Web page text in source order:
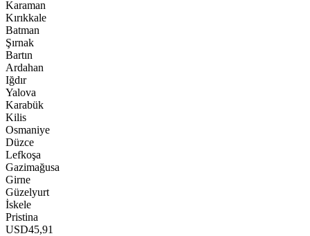
Karaman
Kırıkkale
Batman
Şırnak
Bartın
Ardahan
Iğdır
Yalova
Karabük
Kilis
Osmaniye
Düzce
Lefkoşa
Gazimağusa
Girne
Güzelyurt
İskele
Pristina
USD45,91